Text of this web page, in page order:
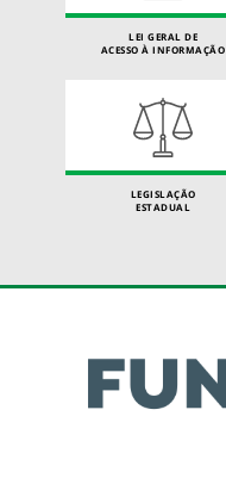
LEI GERAL DE
ACESSO À INFORMAÇÃO
LEGISLAÇÃO
ESTADUAL